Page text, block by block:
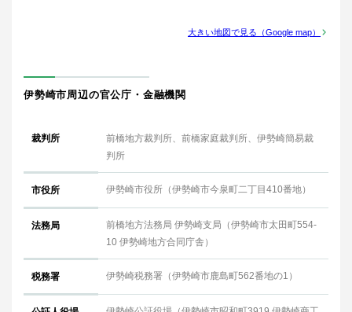
大きい地図で見る（Google map）
伊勢崎市周辺の官公庁・金融機関
裁判所
前橋地方裁判所、前橋家庭裁判所、伊勢崎簡易裁
判所
市役所 伊勢崎市役所（伊勢崎市今泉町二丁目410番地）
法務局
前橋地方法務局 伊勢崎支局（伊勢崎市太田町554-
10 伊勢崎地方合同庁舎）
税務署 伊勢崎税務署（伊勢崎市鹿島町562番地の1）